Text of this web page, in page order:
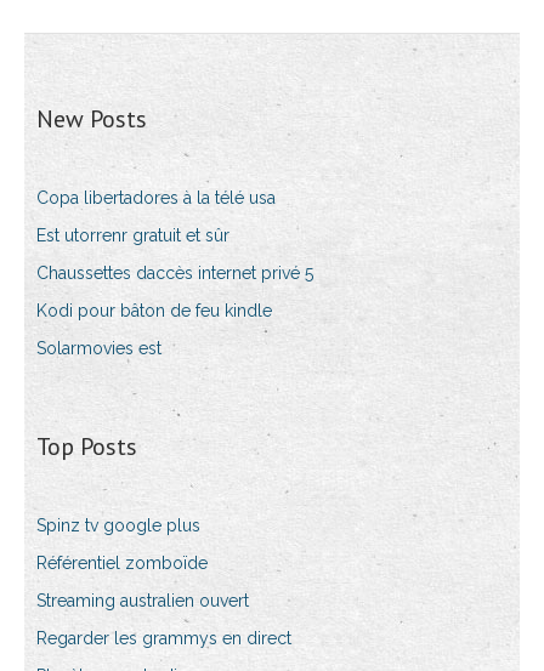
New Posts
Copa libertadores à la télé usa
Est utorrenr gratuit et sûr
Chaussettes daccès internet privé 5
Kodi pour bâton de feu kindle
Solarmovies est
Top Posts
Spinz tv google plus
Référentiel zomboïde
Streaming australien ouvert
Regarder les grammys en direct